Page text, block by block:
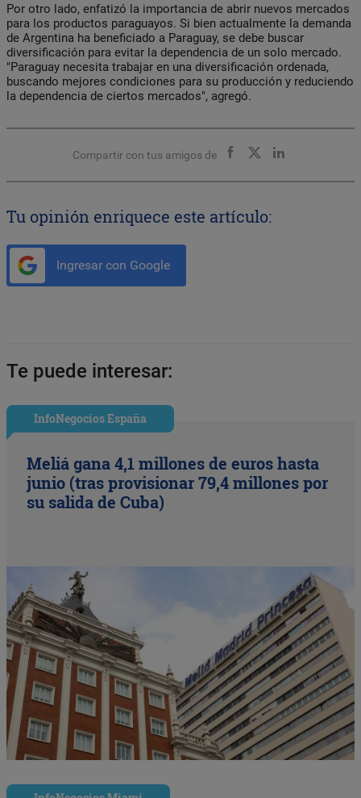
Por otro lado, enfatizó la importancia de abrir nuevos mercados
para los productos paraguayos. Si bien actualmente la demanda
de Argentina ha beneficiado a Paraguay, se debe buscar
diversificación para evitar la dependencia de un solo mercado.
"Paraguay necesita trabajar en una diversificación ordenada,
buscando mejores condiciones para su producción y reduciendo
la dependencia de ciertos mercados", agregó.
Compartir con tus amigos de
Tu opinión enriquece este artículo:
Ingresar con Google
Te puede interesar:
InfoNegocios España
Meliá gana 4,1 millones de euros hasta
junio (tras provisionar 79,4 millones por
su salida de Cuba)